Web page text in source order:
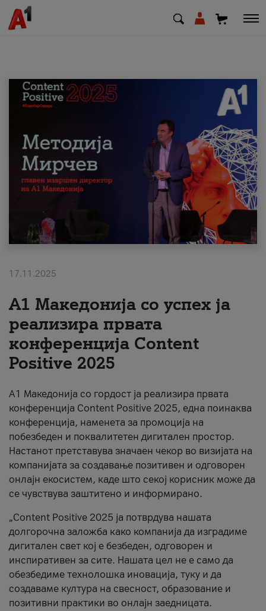
МК EN
Приватни Деловни
Поддршка
Надополни кредит
#ПодобарОнлајн
17.11.2025
А1 Македонија со успех ја
реализира првата
конференција Content
Positive 2025
А1 Македонија со гордост ја реализира првата
конференција Content Positive 2025, една поинаква
конференција, наменета за промоција на
побезбеден и поквалитетен дигитален простор.
Настанот претставува значаен чекор во визијата на
компанијата за создавање позитивен и одговорен
онлајн екосистем, каде што секој корисник може да
се чувствува заштитено и информирано.
„Content Positive 2025 ја потврдува нашата
долгорочна заложба како компанија да изградиме
дигитален свет кој е безбеден, одговорен и
инспиративен за сите. Нашата цел не е само да
обезбедиме технолошка иновација, туку и да
создаваме култура на свесност, образование и
позитивни практики во онлајн заедницата.